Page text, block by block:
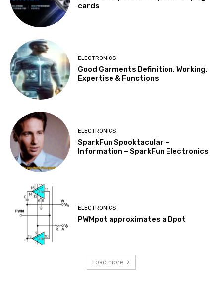
cards
ELECTRONICS
Good Garments Definition, Working,
Expertise & Functions
ELECTRONICS
SparkFun Spooktacular –
Information – SparkFun Electronics
ELECTRONICS
PWMpot approximates a Dpot
Load more